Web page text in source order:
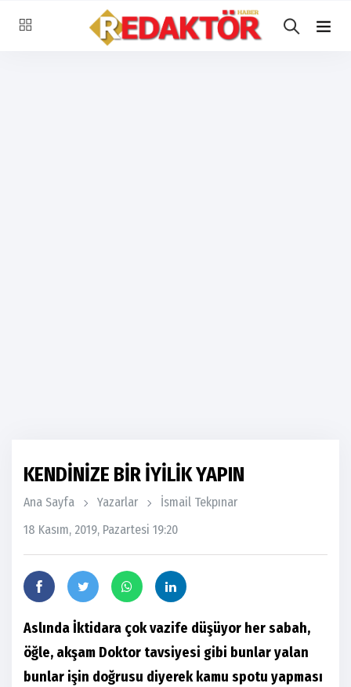
KENDİNİZE BİR İYİLİK YAPIN
Ana Sayfa Yazarlar
İsmail Tekpınar
18 Kasım, 2019, Pazartesi 19:20
Aslında İktidara çok vazife düşüyor her sabah,
öğle, akşam Doktor tavsiyesi gibi bunlar yalan
bunlar işin doğrusu diyerek kamu spotu yapması